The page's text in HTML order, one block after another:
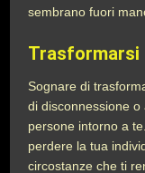
sembrano fuori
Trasformarsi
Sognare di
di disconnessione
persone intorno a
perdere la tua
circostanze che ti